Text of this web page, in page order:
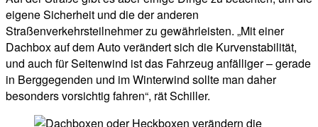
eigene Sicherheit und die der anderen
Straßenverkehrsteilnehmer zu gewährleisten. „Mit einer
Dachbox auf dem Auto verändert sich die Kurvenstabilität,
und auch für Seitenwind ist das Fahrzeug anfälliger – gerade
in Berggegenden und im Winterwind sollte man daher
besonders vorsichtig fahren“, rät Schiller.